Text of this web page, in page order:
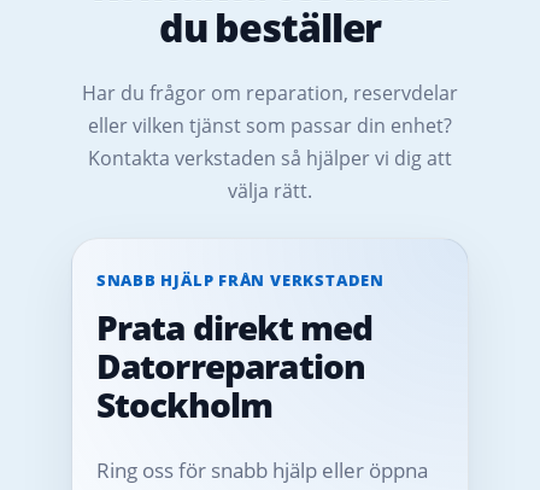
du beställer
Har du frågor om reparation, reservdelar
eller vilken tjänst som passar din enhet?
Kontakta verkstaden så hjälper vi dig att
välja rätt.
SNABB HJÄLP FRÅN VERKSTADEN
Prata direkt med
Datorreparation
Stockholm
Ring oss för snabb hjälp eller öppna